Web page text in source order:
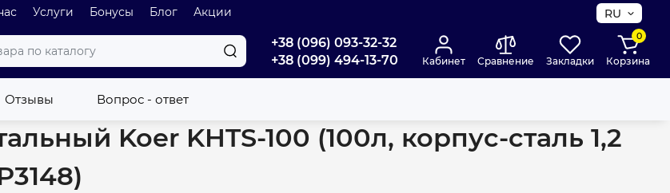
Услуги Бонусы Блог Акции RU
+38 (096) 093-32-32
+38 (099) 494-13-70
Кабинет Сравнение Закладки
0
Корзина
Отзывы Вопрос - ответ
горизонтальный Koer KHTS-100 (100л, корпус-сталь 1,2 мм, фланец-нержавейка) (KP3148)
Koer KHTS-100 (100л, корпус-сталь 1,2